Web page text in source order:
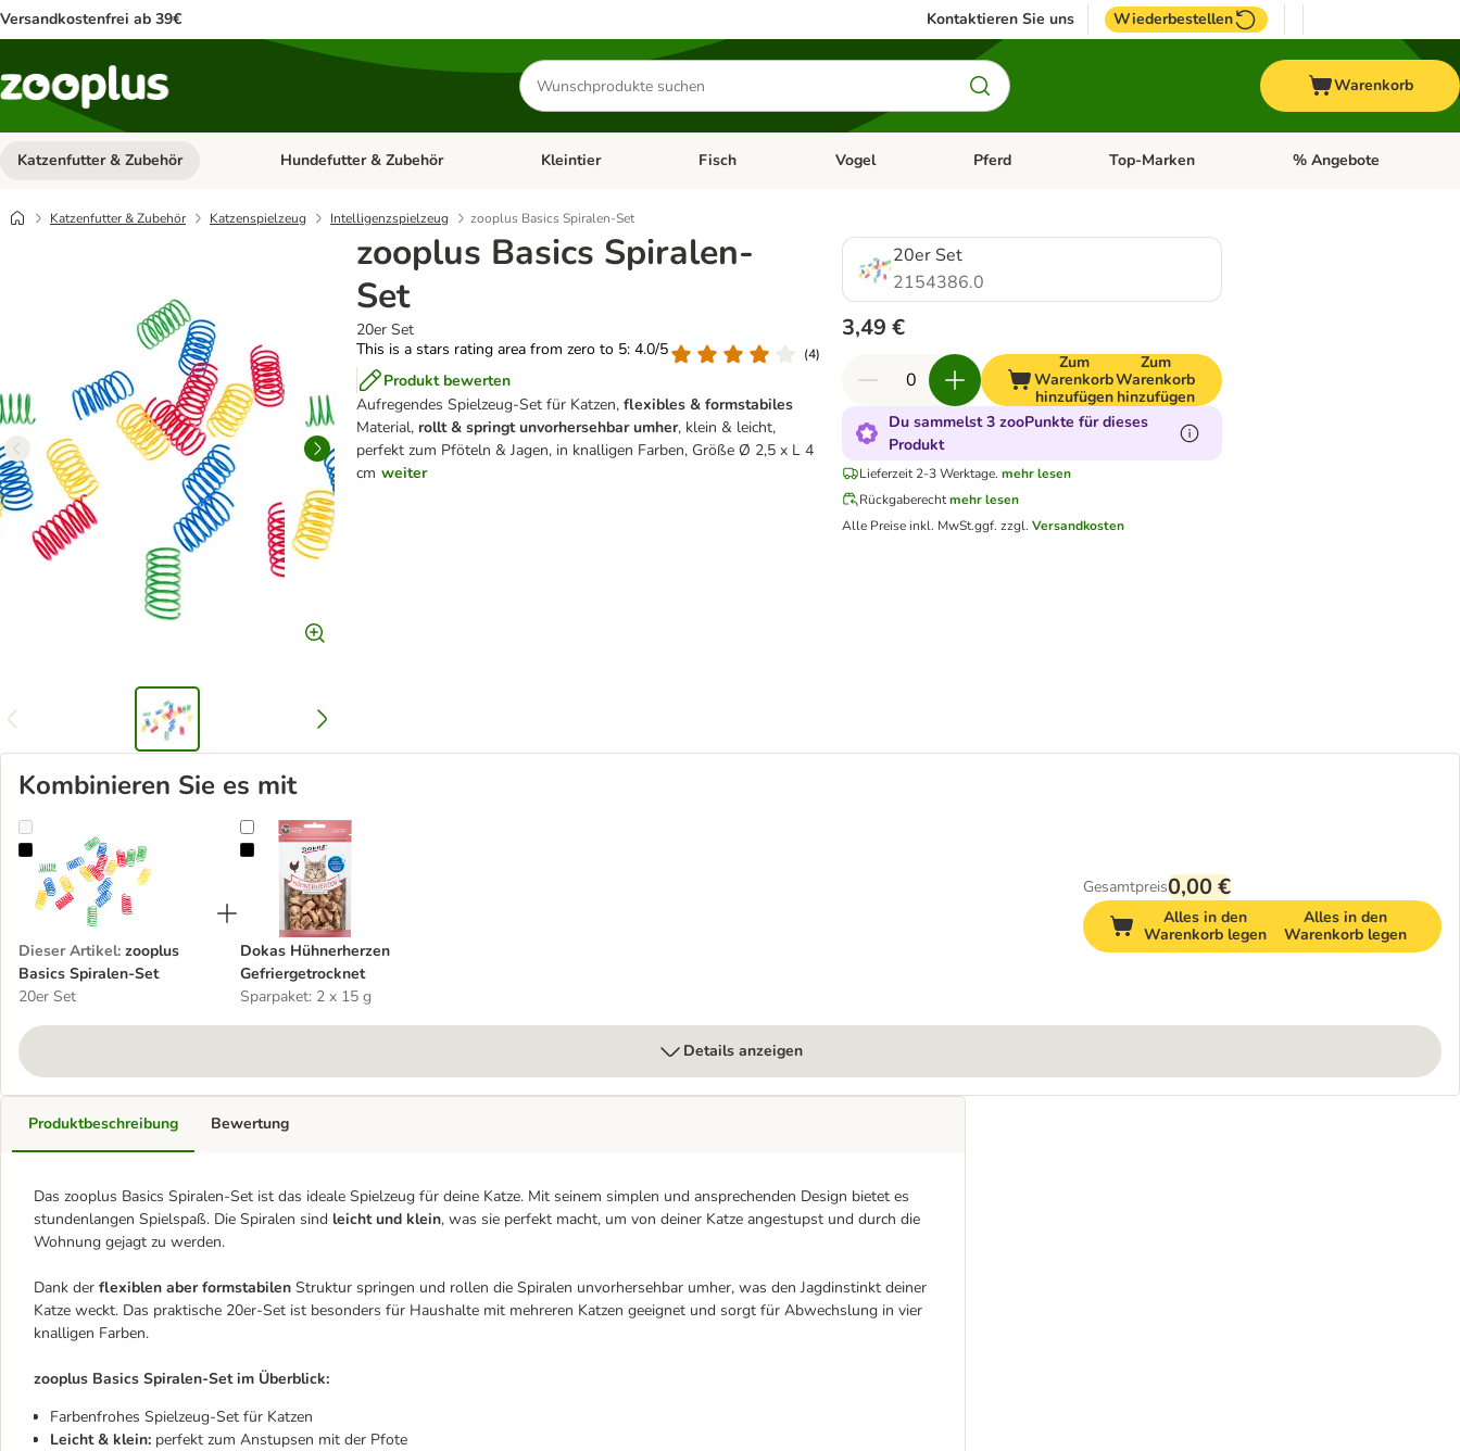
Versandkostenfrei ab 39€ Kontaktieren Sie uns Wiederbestellen
Produkte
suchen
Warenkorb
Katzenfutter & Zubehör Kategorie-Menü öffnen: Katzenfutter & Zubehör
Hundefutter & Zubehör Kategorie-Menü öffnen: Hundefutter & Zubehör
Kleintier Kategorie-Menü öffnen: Kleintier
Fisch Kategorie-Menü öffnen: Fisch
Vogel Kategorie-Menü öffnen: Vogel
Pferd Kategorie-Menü öffnen: Pferd
Top-Marken Kategorie-Menü öffnen:
% Angebote
Katzenfutter & Zubehör Katzenspielzeug Intelligenzspielzeug zooplus Basics Spiralen-Set
zooplus Basics Spiralen-
Set
20er Set
This is a stars rating area from zero to 5: 4.0/5
(4)
Produkt bewerten
Aufregendes Spielzeug-Set für Katzen,flexibles & formstabiles
Material, rollt & springt unvorhersehbar umher, klein & leicht,
perfekt zum Pföteln & Jagen, in knalligen Farben, Größe Ø 2,5 x L 4
cm weiter
20er Set
2154386.0
3,49 €
Zum
Warenkorb
hinzufügen
Zum
Warenkorb
hinzufügen
Du sammelst 3 zooPunkte für dieses
Produkt
Lieferzeit 2-3 Werktage. mehr lesen
Rückgaberechtmehr lesen
Alle Preise inkl. MwSt.ggf. zzgl.Versandkosten
Kombinieren Sie es mit
zooplus Basics Spiralen-Set
Dieser Artikel: zooplus
Basics Spiralen-Set
20er Set
Dokas Hühnerherzen Gefriergetrocknet
Dokas Hühnerherzen
Gefriergetrocknet
Sparpaket: 2 x 15 g
Gesamtpreis0,00 €
Alles in den
Warenkorb legen
Alles in den
Warenkorb legen
Details anzeigen
Produktbeschreibung
Das zooplus Basics Spiralen-Set ist das ideale Spielzeug für deine Katze. Mit seinem simplen und ansprechenden Design bietet es
stundenlangen Spielspaß. Die Spiralen sind leicht und klein, was sie perfekt macht, um von deiner Katze angestupst und durch die
Wohnung gejagt zu werden.
Dank der flexiblen aber formstabilen Struktur springen und rollen die Spiralen unvorhersehbar umher, was den Jagdinstinkt deiner
Katze weckt. Das praktische 20er-Set ist besonders für Haushalte mit mehreren Katzen geeignet und sorgt für Abwechslung in vier
knalligen Farben.
zooplus Basics Spiralen-Set im Überblick:
Farbenfrohes Spielzeug-Set für Katzen
Leicht & klein: perfekt zum Anstupsen mit der Pfote
Bewertung